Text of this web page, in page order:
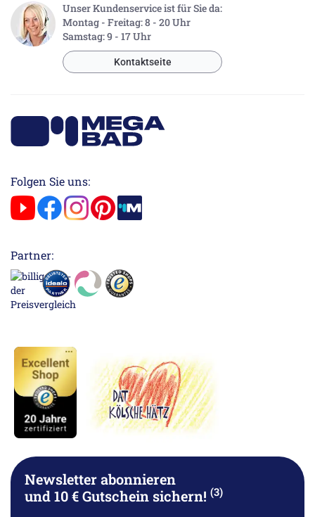
Unser Kundenservice ist für Sie da:
Montag - Freitag: 8 - 20 Uhr
Samstag: 9 - 17 Uhr
Kontaktseite
Folgen Sie uns:
Partner:
Newsletter abonnieren
und 10 € Gutschein sichern! (3)